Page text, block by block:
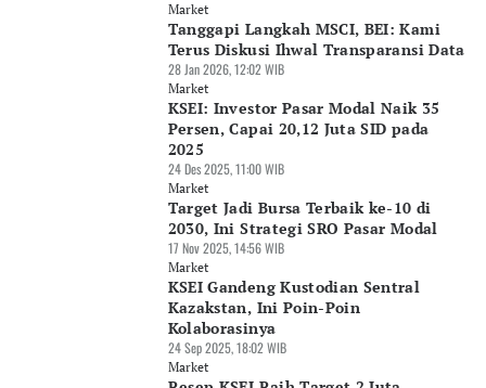
Market
Tanggapi Langkah MSCI, BEI: Kami
Terus Diskusi Ihwal Transparansi Data
28 Jan 2026, 12:02 WIB
Market
KSEI: Investor Pasar Modal Naik 35
Persen, Capai 20,12 Juta SID pada
2025
24 Des 2025, 11:00 WIB
Market
Target Jadi Bursa Terbaik ke-10 di
2030, Ini Strategi SRO Pasar Modal
17 Nov 2025, 14:56 WIB
Market
KSEI Gandeng Kustodian Sentral
Kazakstan, Ini Poin-Poin
Kolaborasinya
24 Sep 2025, 18:02 WIB
Market